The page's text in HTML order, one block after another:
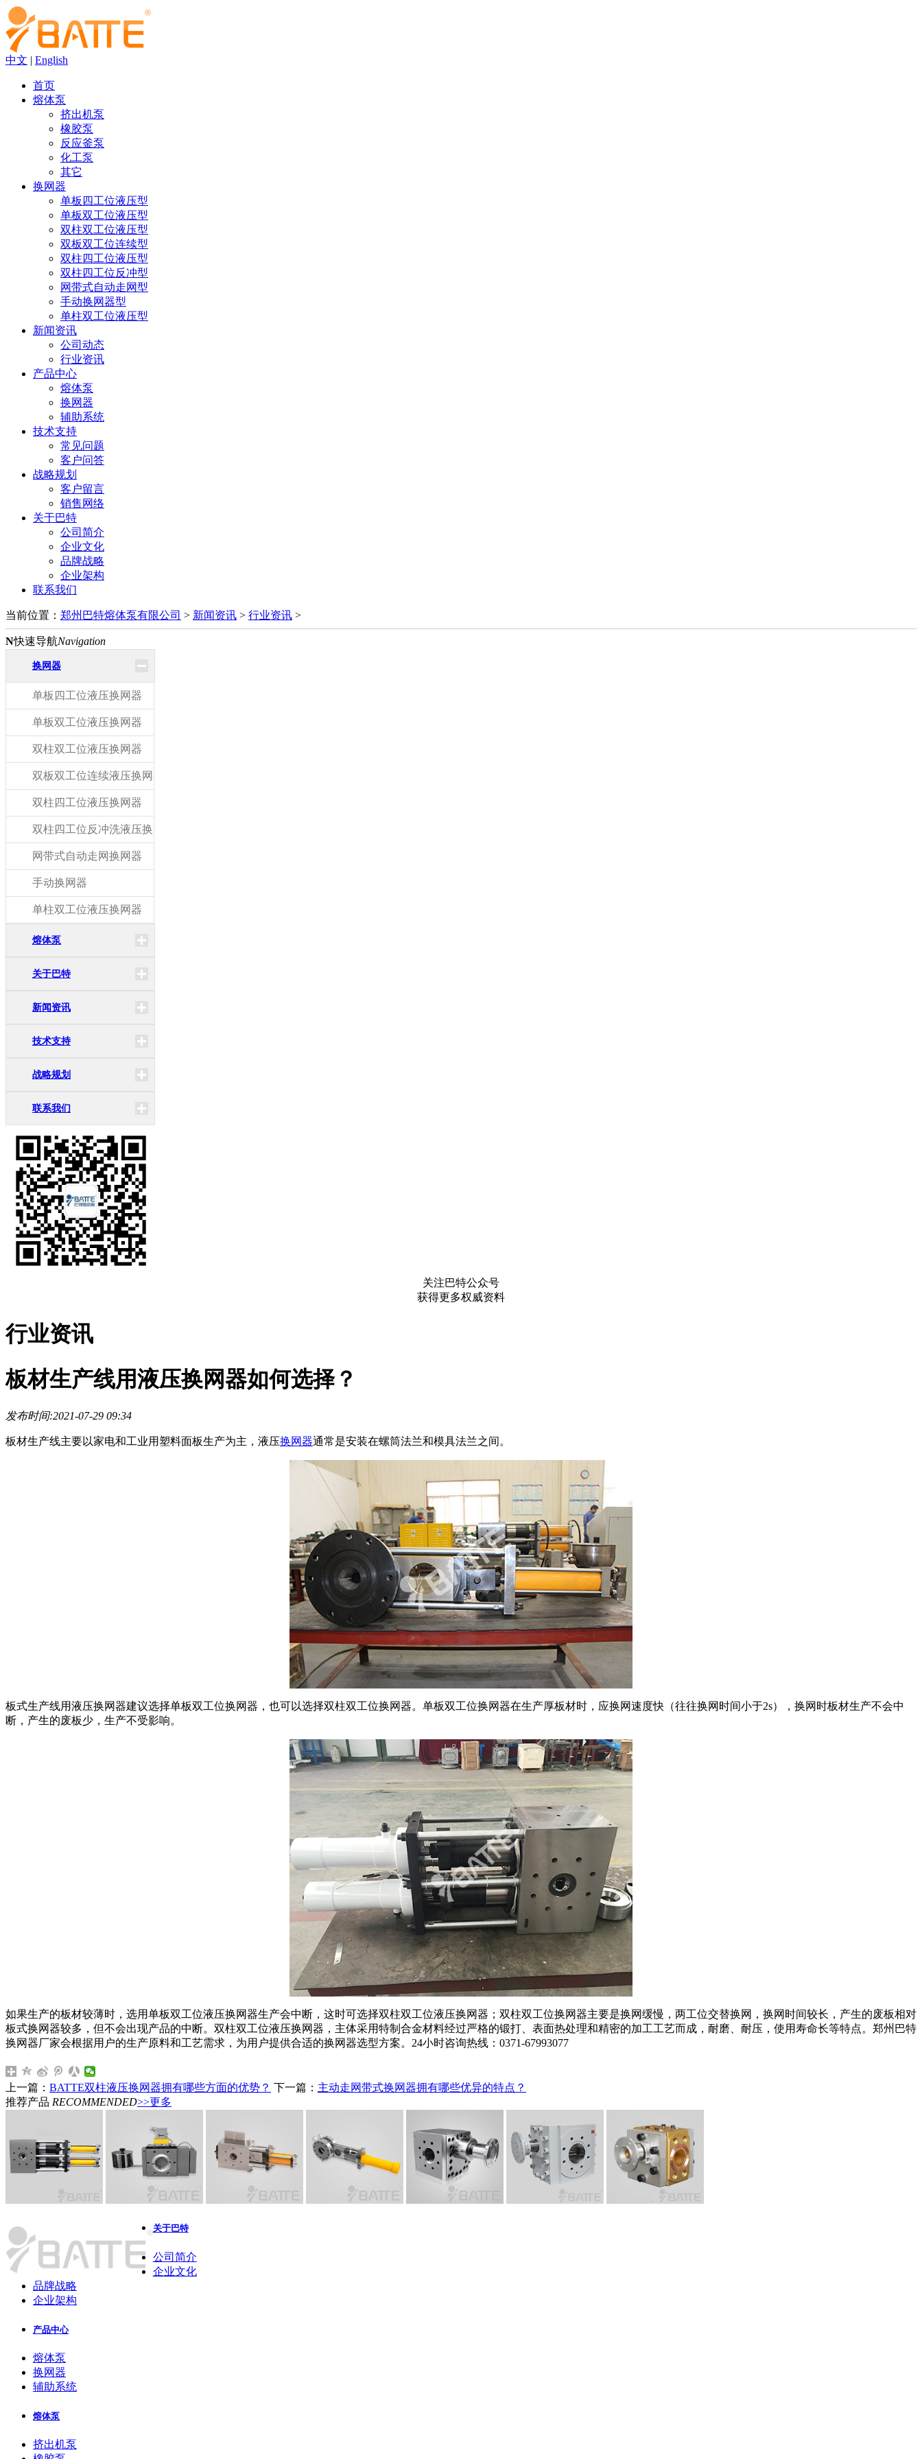
中文 | English
首页
熔体泵
挤出机泵
橡胶泵
反应釜泵
化工泵
其它
换网器
单板四工位液压型
单板双工位液压型
双柱双工位液压型
双板双工位连续型
双柱四工位液压型
双柱四工位反冲型
网带式自动走网型
手动换网器型
单柱双工位液压型
新闻资讯
公司动态
行业资讯
产品中心
熔体泵
换网器
辅助系统
技术支持
常见问题
客户问答
战略规划
客户留言
销售网络
关于巴特
公司简介
企业文化
品牌战略
企业架构
联系我们
当前位置： 郑州巴特熔体泵有限公司 > 新闻资讯 > 行业资讯 >
N快速导航Navigation
换网器
单板四工位液压换网器
单板双工位液压换网器
双柱双工位液压换网器
双板双工位连续液压换网器
双柱四工位液压换网器
双柱四工位反冲洗液压换网器
网带式自动走网换网器
手动换网器
单柱双工位液压换网器
熔体泵
关于巴特
新闻资讯
技术支持
战略规划
联系我们
关注巴特公众号
获得更多权威资料
行业资讯
板材生产线用液压换网器如何选择？
发布时间:2021-07-29 09:34
板材生产线主要以家电和工业用塑料面板生产为主，液压换网器通常是安装在螺筒法兰和模具法兰之间。
板式生产线用液压换网器建议选择单板双工位换网器，也可以选择双柱双工位换网器。单板双工位换网器在生产厚板材时，应换网速度快（往往换网时间小于2s），换网时板材生产不会中
断，产生的废板少，生产不受影响。
如果生产的板材较薄时，选用单板双工位液压换网器生产会中断，这时可选择双柱双工位液压换网器；双柱双工位换网器主要是换网缓慢，两工位交替换网，换网时间较长，产生的废板相对
板式换网器较多，但不会出现产品的中断。双柱双工位液压换网器，主体采用特制合金材料经过严格的锻打、表面热处理和精密的加工工艺而成，耐磨、耐压，使用寿命长等特点。郑州巴特
换网器厂家会根据用户的生产原料和工艺需求，为用户提供合适的换网器选型方案。24小时咨询热线：0371-67993077
上一篇： BATTE双柱液压换网器拥有哪些方面的优势？ 下一篇： 主动走网带式换网器拥有哪些优异的特点？
推荐产品 RECOMMENDED>>更多
关于巴特
公司简介
企业文化
品牌战略
企业架构
产品中心
熔体泵
换网器
辅助系统
熔体泵
挤出机泵